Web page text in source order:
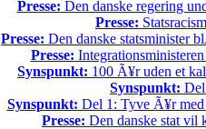
Presse: Den danske regering
Presse:
Presse: Den danske statsminister
Presse:
Synspunkt: 100 Ã¥r uden et
Synspunkt:
Synspunkt: Del 1: Tyve Ã¥r med
Presse: Den danske stat vil